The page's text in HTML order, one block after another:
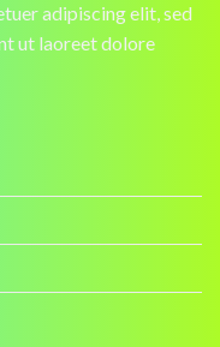
adipiscing elit, sed
ut laoreet dolore